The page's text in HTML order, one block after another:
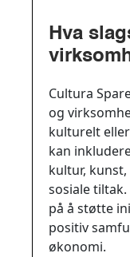
Hva
Cultura
og
kulturelt
kan
kultur,
sosiale
på å støtte
positiv
økonomi.